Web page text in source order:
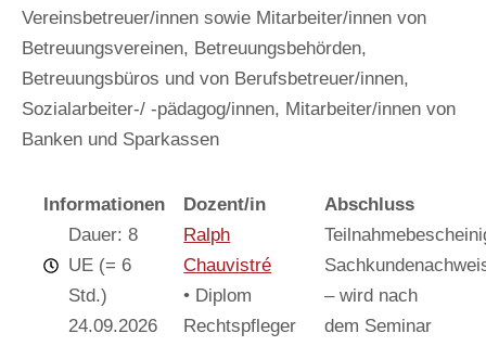
Vereinsbetreuer/innen sowie Mitarbeiter/innen von
Betreuungsvereinen, Betreuungsbehörden,
Betreuungsbüros und von Berufsbetreuer/innen,
Sozialarbeiter-/ -pädagog/innen, Mitarbeiter/innen von
Banken und Sparkassen
Informationen
Dauer: 8
UE (= 6
Std.)
24.09.2026
Dozent/in
Ralph
Chauvistré
• Diplom
Rechtspfleger
Abschluss
– wird nach
dem Seminar